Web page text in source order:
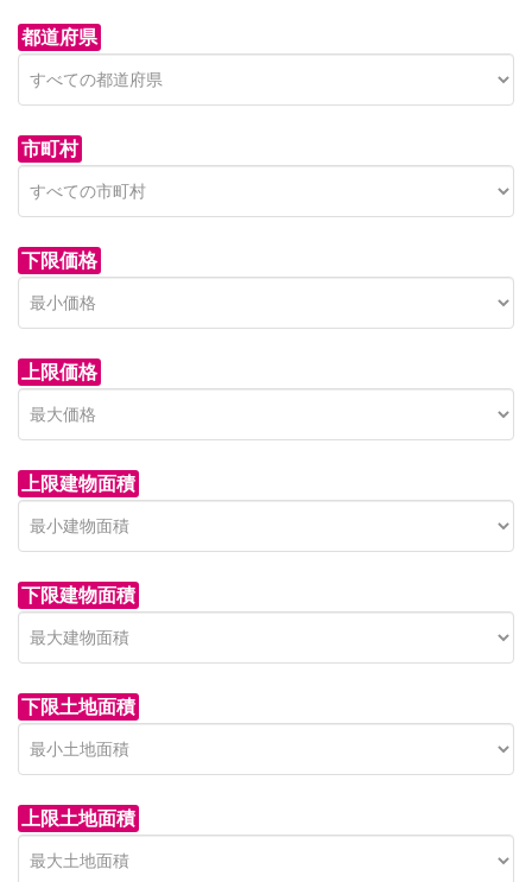
都道府県
市町村
下限価格
上限価格
上限建物面積
下限建物面積
下限土地面積
上限土地面積
青木新築分譲住宅
on call
Price on call
セン
850